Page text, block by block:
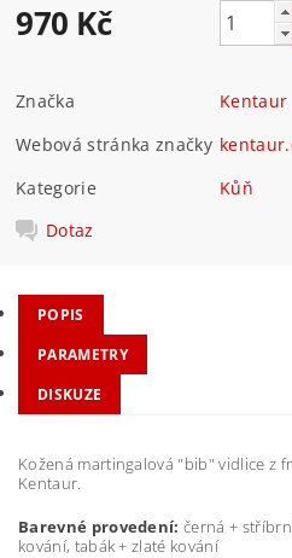
970 Kč
Značka
Kentaur
Webová stránka značky
Kategorie
Kůň
Dotaz
POPIS
PARAMETRY
DISKUZE
Kožená martingalová "bib" vidlice z
Kentaur.
Barevné provedení:černá +
kování, tabák + zlaté kování